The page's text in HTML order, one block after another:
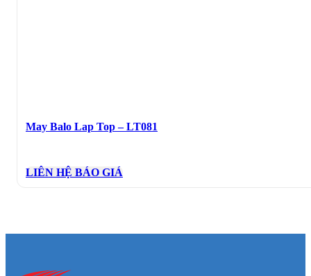
May Balo Lap Top – LT081
LIÊN HỆ BÁO GIÁ